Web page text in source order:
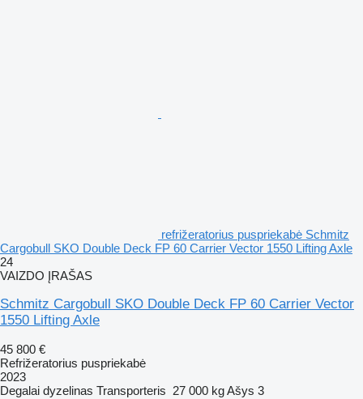
refrižeratorius puspriekabė Schmitz
Cargobull SKO Double Deck FP 60 Carrier Vector 1550 Lifting Axle
24
VAIZDO ĮRAŠAS
Schmitz Cargobull SKO Double Deck FP 60 Carrier Vector
1550 Lifting Axle
45 800 €
Refrižeratorius puspriekabė
2023
Degalai dyzelinas Transporteris 27 000 kgAšys 3